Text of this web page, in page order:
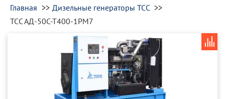
Главная
Дизельные генераторы ТСС
ТСС АД-50С-Т400-1РМ7